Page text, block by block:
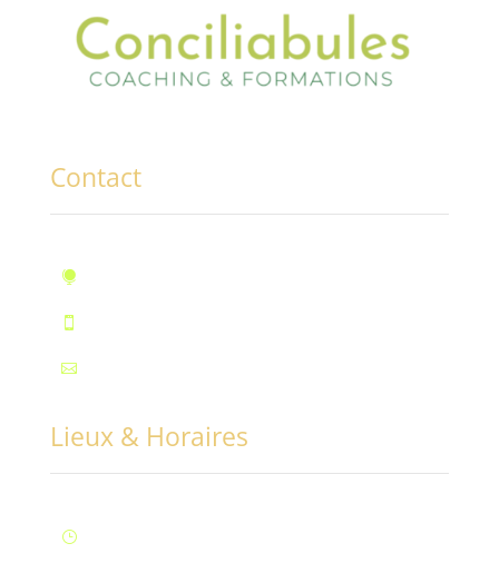
Contact



Lieux & Horaires
}